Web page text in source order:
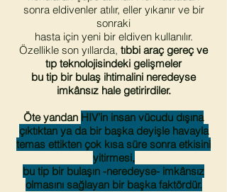
sonra eldivenler atılır, eller yıkanır ve bir
sonraki
hasta için yeni bir eldiven kullanılır.
Özellikle son yıllarda, tıbbi araç gereç ve
tıp teknolojisindeki gelişmeler
bu tip bir bulaş ihtimalini neredeyse
imkânsız hale getirirdiler.
Öte yandan HIV’in insan vücudu dışına
çıktıktan ya da bir başka deyişle havayla
temas ettikten çok kısa süre sonra etkisini
yitirmesi,
bu tip bir bulaşın -neredeyse- imkânsız
olmasını sağlayan bir başka faktördür.